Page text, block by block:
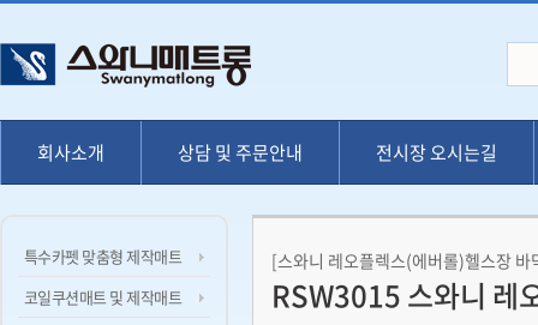
회사소개 상담 및 주문안내 전시장 오시는길
특수카펫 맞춤형 제작매트
코일쿠션매트 및 제작매트
[스와니 레오플렉스(에버롤)헬스장 바
RSW3015 스와니 레